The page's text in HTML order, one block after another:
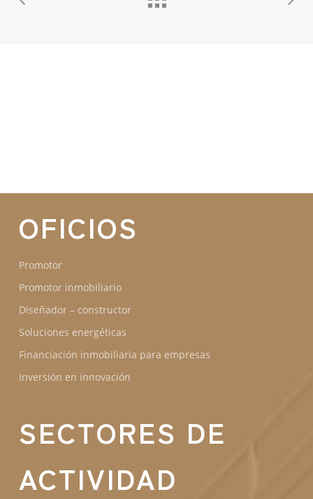
OFICIOS
Promotor
Promotor inmobiliario
Diseñador – constructor
Soluciones energéticas
Financiación inmobiliaria para empresas
Inversión en innovación
SECTORES DE
ACTIVIDAD